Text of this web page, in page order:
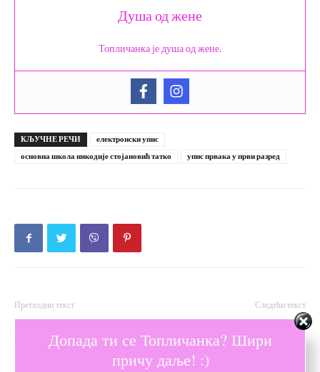
Душа од жене
Топличанка је душа од жене.
КЉУЧНЕ РЕЧИ
електронски упис
основна школа никодије стојановић татко
упис првака у први разред
Претходни текст Следећи текст
Електронски упис првака у
ОШ „9. октобар“
Допада ти се Топличанка? Шири
причу даље! :)